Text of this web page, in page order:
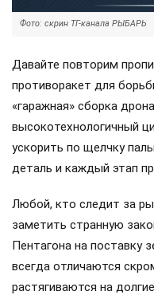
Фото: скрин ТГ-канала РЫБАРЬ
Давайте повторим
противоракет для
«гаражная» сборка
высокотехнологичный
ускорить по щелчку
деталь и каждый этап
Любой, кто следит за
заметить странную
Пентагона на поставку
всегда отличаются
растягиваются на